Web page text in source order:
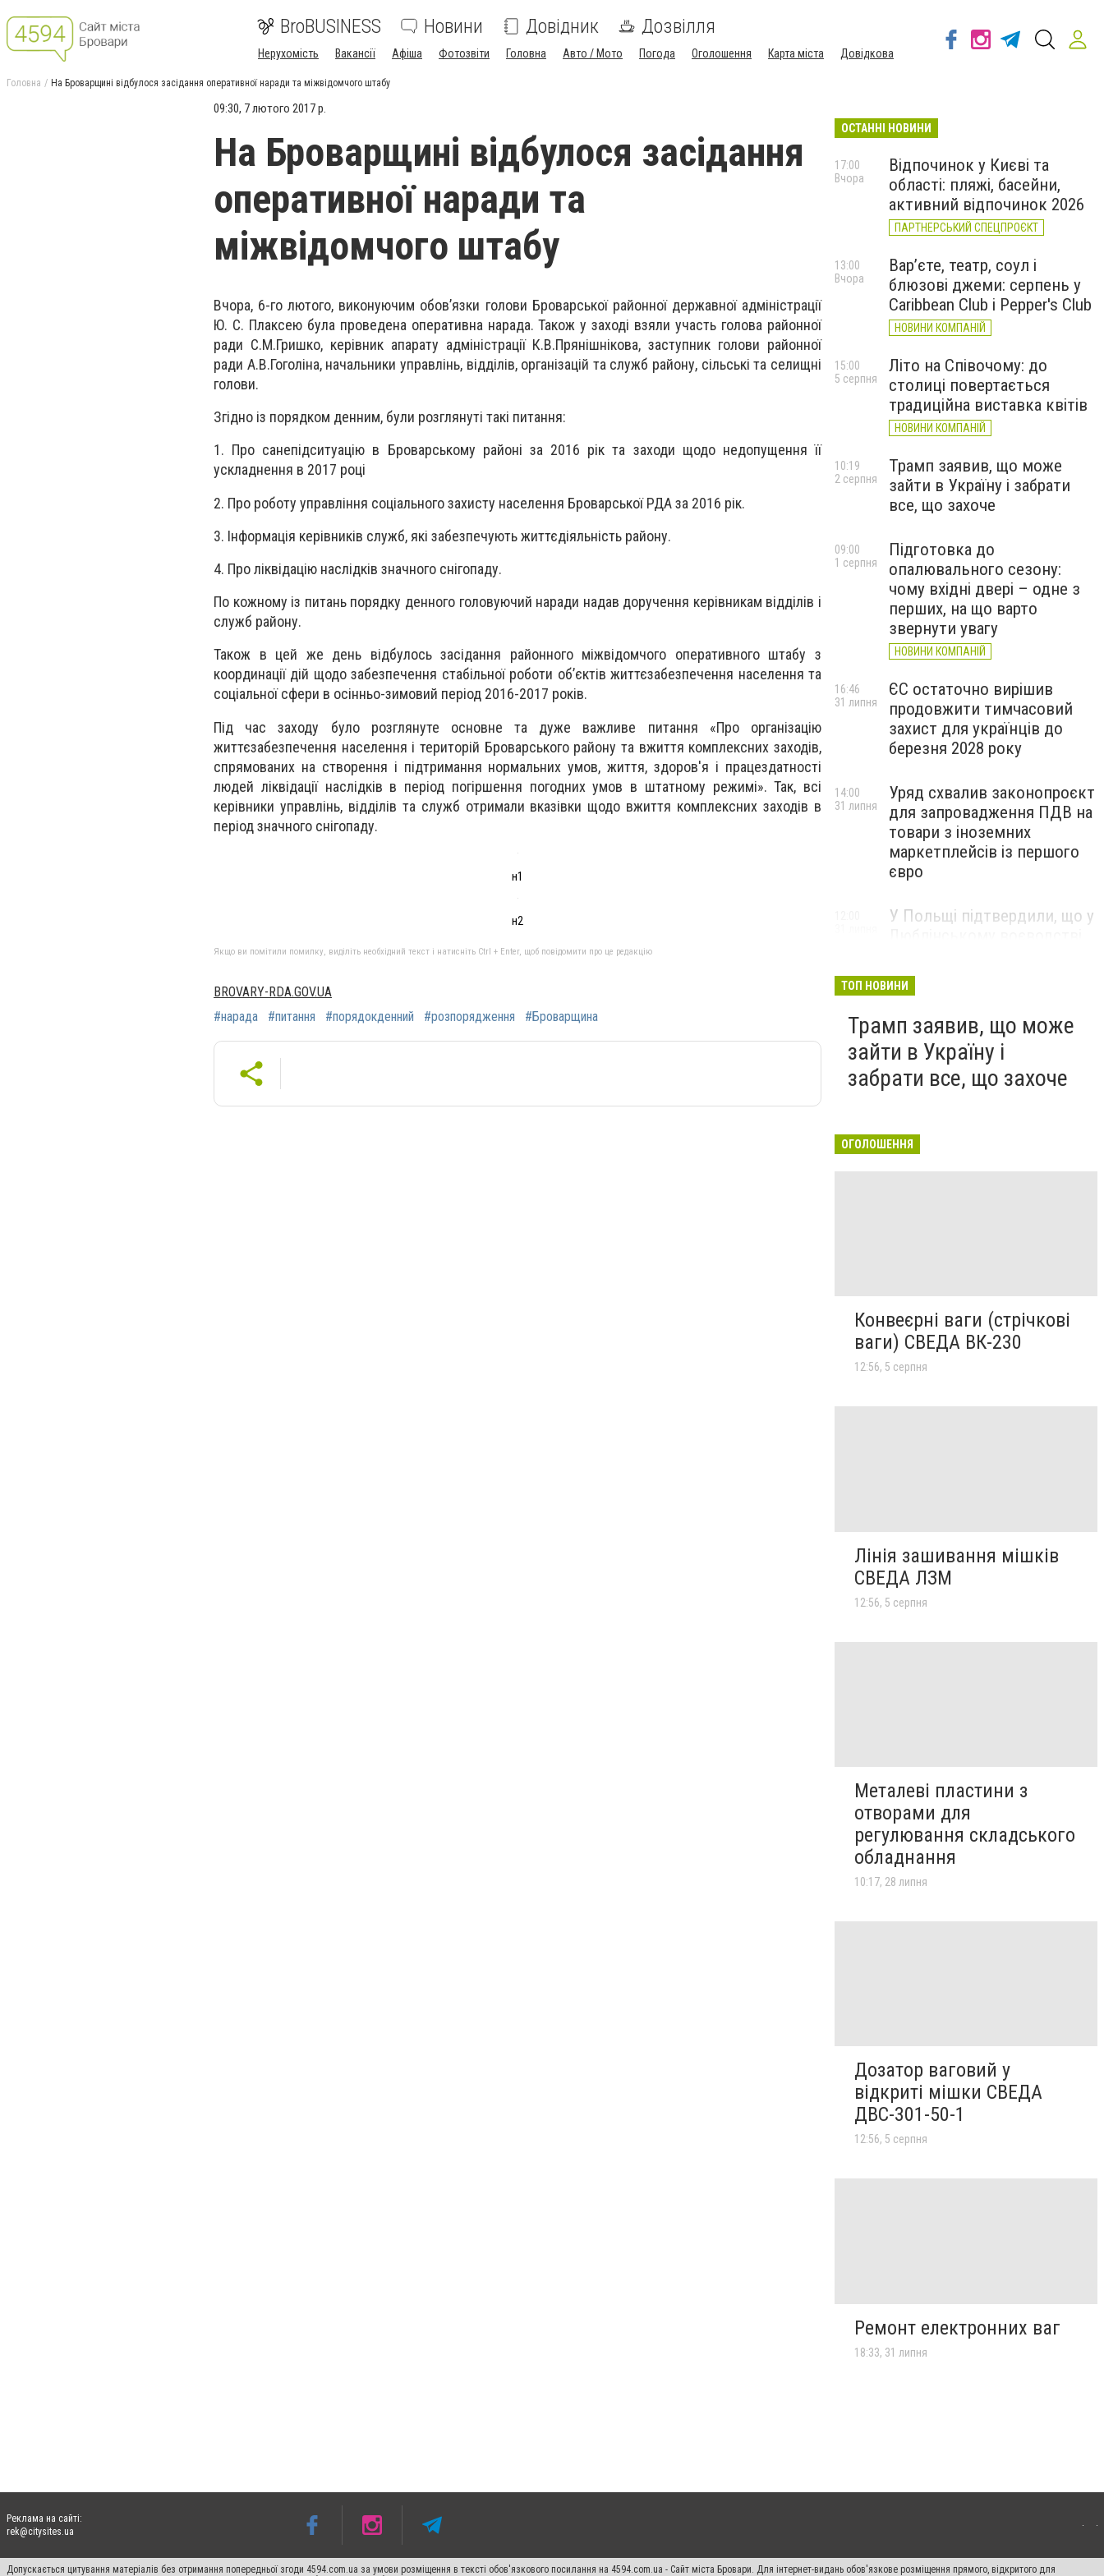
BroBUSINESS Новини Довідник Дозвілля
Нерухомість Вакансії Афіша Фотозвіти Головна Авто / Мото Погода Оголошення Карта міста Довідкова
Головна На Броварщині відбулося засідання оперативної наради та міжвідомчого штабу
09:30, 7 лютого 2017 р.
На Броварщині відбулося засідання
оперативної наради та
міжвідомчого штабу
Вчора, 6-го лютого, виконуючим обов’язки голови Броварської районної державної адміністрації
Ю. С. Плаксею була проведена оперативна нарада. Також у заході взяли участь голова районної
ради С.М.Гришко, керівник апарату адміністрації К.В.Прянішнікова, заступник голови районної
ради А.В.Гоголіна, начальники управлінь, відділів, організацій та служб району, сільські та селищні
голови.
Згідно із порядком денним, були розглянуті такі питання:
1. Про санепідситуацію в Броварському районі за 2016 рік та заходи щодо недопущення її
ускладнення в 2017 році
2. Про роботу управління соціального захисту населення Броварської РДА за 2016 рік.
3. Інформація керівників служб, які забезпечують життєдіяльність району.
4. Про ліквідацію наслідків значного снігопаду.
По кожному із питань порядку денного головуючий наради надав доручення керівникам відділів і
служб району.
Також в цей же день відбулось засідання районного міжвідомчого оперативного штабу з
координації дій щодо забезпечення стабільної роботи об’єктів життєзабезпечення населення та
соціальної сфери в осінньо-зимовий період 2016-2017 років.
Під час заходу було розглянуте основне та дуже важливе питання «Про організацію
життєзабезпечення населення і територій Броварського району та вжиття комплексних заходів,
спрямованих на створення і підтримання нормальних умов, життя, здоров'я і працездатності
людей ліквідації наслідків в період погіршення погодних умов в штатному режимі». Так, всі
керівники управлінь, відділів та служб отримали вказівки щодо вжиття комплексних заходів в
період значного снігопаду.
н1
н2
Якщо ви помітили помилку, виділіть необхідний текст і натисніть Ctrl + Enter, щоб повідомити про це редакцію
BROVARY-RDA.GOV.UA
#нарада
#питання #порядокденний #розпорядження #Броварщина
ОСТАННІ НОВИНИ
Відпочинок у Києві та
області: пляжі, басейни,
активний відпочинок 2026
ПАРТНЕРСЬКИЙ СПЕЦПРОЄКТ
17:00
Вчора
Вар’єте, театр, соул і
блюзові джеми: серпень у
Caribbean Club і Pepper's Club
НОВИНИ КОМПАНІЙ
13:00
Вчора
Літо на Співочому: до
столиці повертається
традиційна виставка квітів
НОВИНИ КОМПАНІЙ
15:00
5 серпня
Трамп заявив, що може
зайти в Україну і забрати
все, що захоче
10:19
2 серпня
Підготовка до
опалювального сезону:
чому вхідні двері – одне з
перших, на що варто
звернути увагу
НОВИНИ КОМПАНІЙ
09:00
1 серпня
ЄС остаточно вирішив
продовжити тимчасовий
захист для українців до
березня 2028 року
16:46
31 липня
Уряд схвалив законопроєкт
для запровадження ПДВ на
товари з іноземних
маркетплейсів із першого
євро
14:00
31 липня
У Польщі підтвердили, що у
ТОП НОВИНИ
Трамп заявив, що може
зайти в Україну і
забрати все, що захоче
ОГОЛОШЕННЯ
Конвеєрні ваги (стрічкові
ваги) СВЕДА ВК-230
12:56, 5 серпня
Лінія зашивання мішків
СВЕДА ЛЗМ
12:56, 5 серпня
Металеві пластини з
отворами для
регулювання складського
обладнання
10:17, 28 липня
Дозатор ваговий у
відкриті мішки СВЕДА
ДВС-301-50-1
12:56, 5 серпня
Ремонт електронних ваг
18:33, 31 липня
Реклама на сайті:
rek@citysites.ua
Допускається цитування матеріалів без отримання попередньої згоди 4594.com.ua за умови розміщення в тексті обов'язкового посилання на 4594.com.ua - Сайт міста Бровари. Для інтернет-видань обов'язкове розміщення прямого, відкритого для